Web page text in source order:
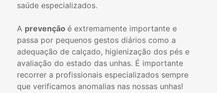
saúde especializados.
A prevenção é extremamente importante e
passa por pequenos gestos diários como a
adequação de calçado, higienização dos pés e
avaliação do estado das unhas. É importante
recorrer a profissionais especializados sempre
que verificamos anomalias nas nossas unhas!